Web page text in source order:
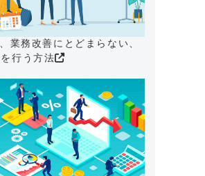
業務改善にとどまらない、
行う方法